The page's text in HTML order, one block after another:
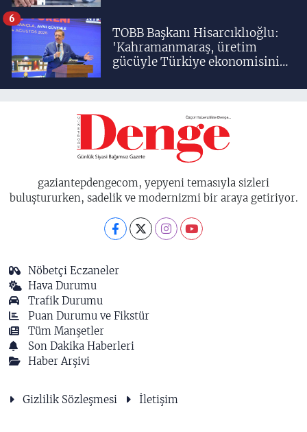
TOBB Başkanı Hisarcıklıoğlu:
'Kahramanmaraş, üretim
gücüyle Türkiye ekonomisinin
birisidir'
6
gaziantepdengecom, yepyeni temasıyla sizleri
buluştururken, sadelik ve modernizmi bir araya getiriyor.
Nöbetçi Eczaneler
Hava Durumu
Trafik Durumu
Puan Durumu ve Fikstür
Tüm Manşetler
Son Dakika Haberleri
Haber Arşivi
Gizlilik Sözleşmesi İletişim